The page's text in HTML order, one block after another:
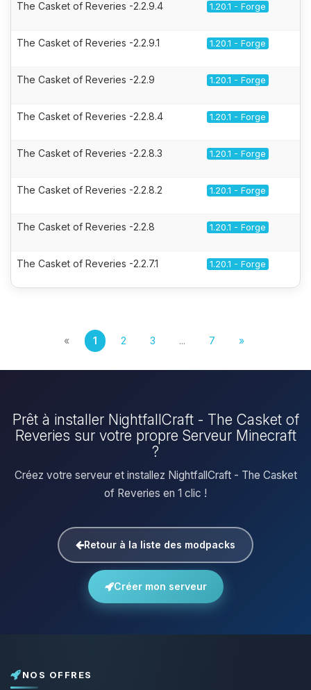
The Casket of Reveries -2.2.9.4 1.20.1 - Forge
The Casket of Reveries -2.2.9.1 1.20.1 - Forge
The Casket of Reveries -2.2.9 1.20.1 - Forge
The Casket of Reveries -2.2.8.4 1.20.1 - Forge
The Casket of Reveries -2.2.8.3 1.20.1 - Forge
The Casket of Reveries -2.2.8.2 1.20.1 - Forge
The Casket of Reveries -2.2.8 1.20.1 - Forge
The Casket of Reveries -2.2.7.1 1.20.1 - Forge
« 1 2 3 ... 7 »
Prêt à installer NightfallCraft - The Casket of
Reveries sur votre propre Serveur Minecraft
?
Créez votre serveur et installez NightfallCraft - The Casket
of Reveries en 1 clic !
Retour à la liste des modpacks
Créer mon serveur
NOS OFFRES